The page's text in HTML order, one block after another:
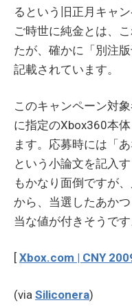
るという旧正月キャ
ご時世に純金とは、
たが、確かに「別注
記載されています。
このキャンペーン対
に指定のXbox360本
ます。応募時には「
という小論文を記入
もかなり面倒ですが
から、当選したあか
当な値が付きそうです
[ Xbox.com | CNY
(via Siliconera)